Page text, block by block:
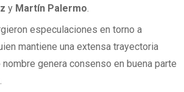
y Martín Palermo.
especulaciones en torno a
mantiene una extensa trayectoria
genera consenso en buena parte